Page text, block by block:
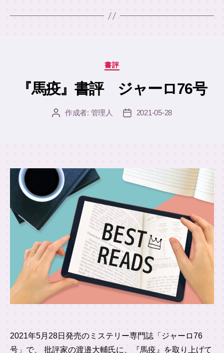
カ
テ
書評
『馬疫』書評 ジャーロ76号
投 作成者: 管理人
投
2021-05-28
2021年5月28日発売のミステリー専門誌「ジャーロ76
号」で、 批評家の渡邉大輔氏に、『馬疫』を取り上げて